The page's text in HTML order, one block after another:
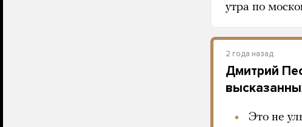
утра по
2 года назад
Дмитрий
Это не